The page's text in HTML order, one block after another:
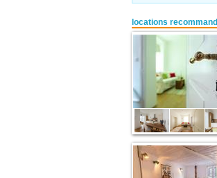
locations